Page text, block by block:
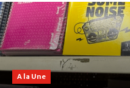
A la Une